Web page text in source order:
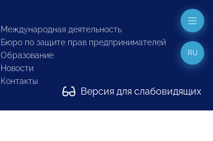
Международная деятельность
Бюро по защите прав предпринимателей
Образование
Новости
Контакты
Версия для слабовидящих
RU